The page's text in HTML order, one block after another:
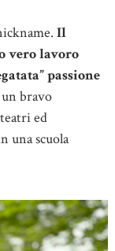
Il
vero lavoro
passione
un bravo
ed
una scuola